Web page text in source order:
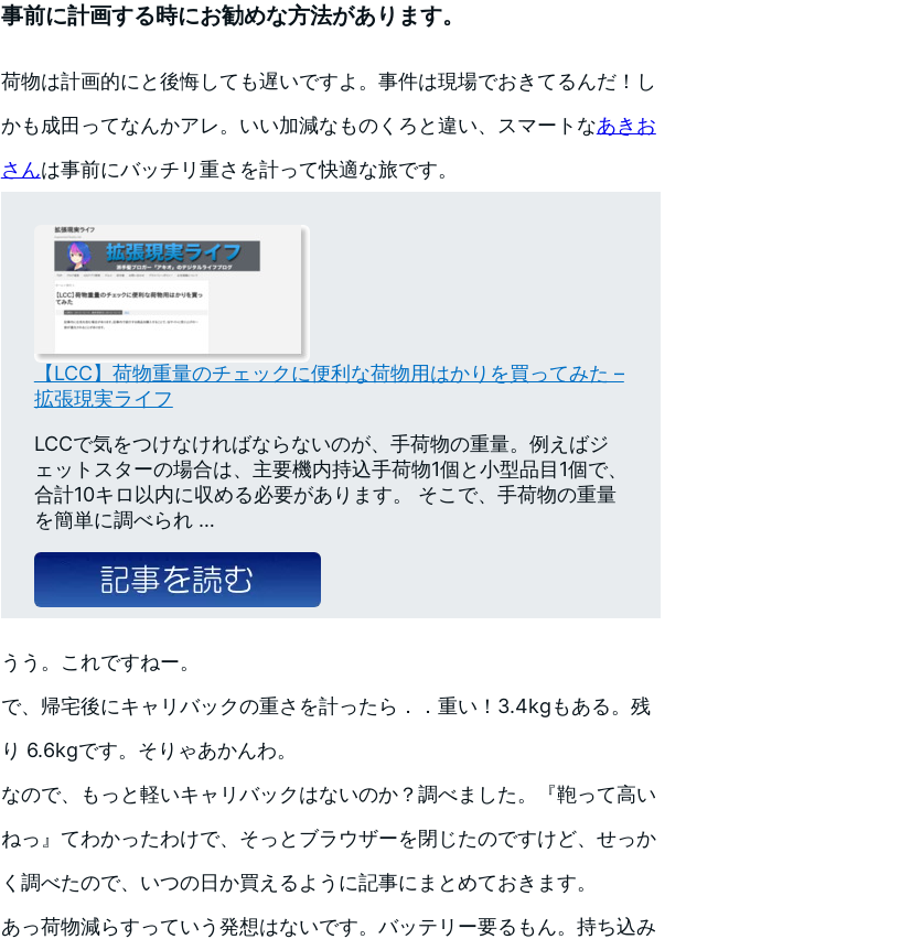
事前に計画する時にお勧めな方法があります。
荷物は計画的にと後悔しても遅いですよ。事件は現場でおきてるんだ！し
かも成田ってなんかアレ。いい加減なものくろと違い、スマートなあきお
さんは事前にバッチリ重さを計って快適な旅です。
【LCC】荷物重量のチェックに便利な荷物用はかりを買ってみた –
拡張現実ライフ
LCCで気をつけなければならないのが、手荷物の重量。例えばジ
ェットスターの場合は、主要機内持込手荷物1個と小型品目1個で、
合計10キロ以内に収める必要があります。 そこで、手荷物の重量
を簡単に調べられ …
うう。これですねー。
で、帰宅後にキャリバックの重さを計ったら．．重い！3.4kgもある。残
り 6.6kgです。そりゃあかんわ。
なので、もっと軽いキャリバックはないのか？調べました。『鞄って高い
ねっ』てわかったわけで、そっとブラウザーを閉じたのですけど、せっか
く調べたので、いつの日か買えるように記事にまとめておきます。
あっ荷物減らすっていう発想はないです。バッテリー要るもん。持ち込み